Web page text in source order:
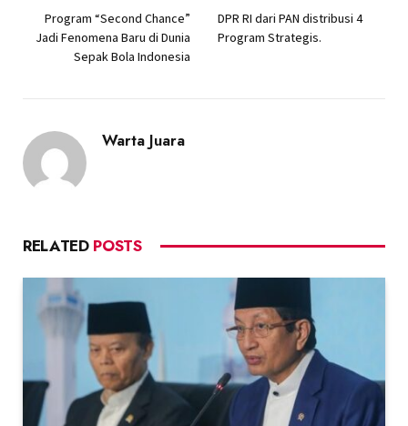
Program “Second Chance”
Jadi Fenomena Baru di Dunia
Sepak Bola Indonesia
DPR RI dari PAN distribusi 4
Program Strategis.
Warta Juara
RELATED POSTS